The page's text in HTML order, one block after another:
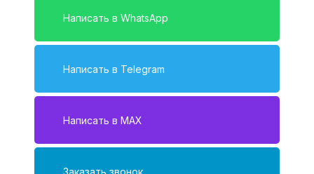
Написать в WhatsApp
Написать в Telegram
Написать в MAX
Заказать звонок